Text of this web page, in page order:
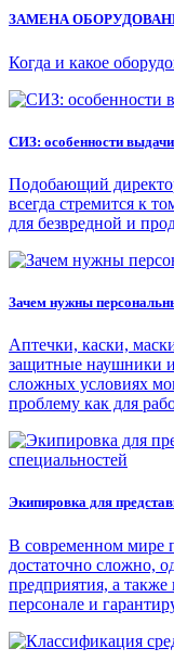
ЗАМЕНА
Когда и какое
СИЗ: особенности
Подобающий
всегда стремится к
для безвредной и
Зачем нужны
Аптечки, каски,
защитные наушники
сложных условиях
проблему как для
Экипировка для
В современном мире
достаточно сложно,
предприятия, а также
персонале и